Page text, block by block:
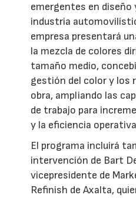
emergentes en diseño
industria
empresa presentará
la mezcla de colores
tamaño medio,
gestión del color y los
obra, ampliando las
de trabajo para
y la eficiencia
El programa incluirá
intervención de Bart
vicepresidente de
Refinish de Axalta,